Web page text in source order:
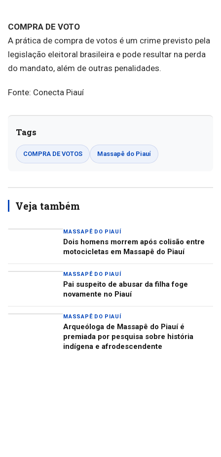
COMPRA DE VOTO
A prática de compra de votos é um crime previsto pela
legislação eleitoral brasileira e pode resultar na perda
do mandato, além de outras penalidades.
Fonte: Conecta Piauí
Tags
COMPRA DE VOTOS Massapê do Piauí
Veja também
MASSAPÊ DO PIAUÍ
Dois homens morrem após colisão entre
motocicletas em Massapê do Piauí
MASSAPÊ DO PIAUÍ
Pai suspeito de abusar da filha foge
novamente no Piauí
MASSAPÊ DO PIAUÍ
Arqueóloga de Massapê do Piauí é
premiada por pesquisa sobre história
indígena e afrodescendente